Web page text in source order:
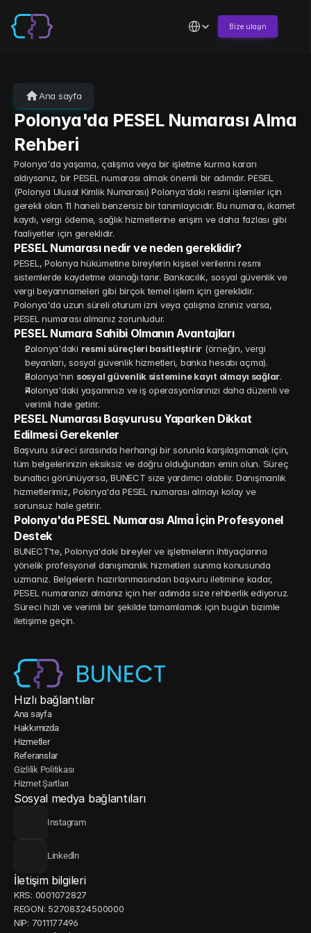
Select Language
Bize ulaşın
Ana sayfa
Polonya'da PESEL Numarası Alma
Rehberi
Polonya'da yaşama, çalışma veya bir işletme kurma kararı
aldıysanız, bir PESEL numarası almak önemli bir adımdır. PESEL
(Polonya Ulusal Kimlik Numarası) Polonya'daki resmi işlemler için
gerekli olan 11 haneli benzersiz bir tanımlayıcıdır. Bu numara, ikamet
kaydı, vergi ödeme, sağlık hizmetlerine erişim ve daha fazlası gibi
faaliyetler için gereklidir.
PESEL Numarası nedir ve neden gereklidir?
PESEL, Polonya hükümetine bireylerin kişisel verilerini resmi
sistemlerde kaydetme olanağı tanır. Bankacılık, sosyal güvenlik ve
vergi beyannameleri gibi birçok temel işlem için gereklidir.
Polonya'da uzun süreli oturum izni veya çalışma izniniz varsa,
PESEL numarası almanız zorunludur.
PESEL Numara Sahibi Olmanın Avantajları
Polonya'daki resmi süreçleri basitleştirir (örneğin, vergi
beyanları, sosyal güvenlik hizmetleri, banka hesabı açma).
Polonya'nın sosyal güvenlik sistemine kayıt olmayı sağlar.
Polonya'daki yaşamınızı ve iş operasyonlarınızı daha düzenli ve
verimli hale getirir.
PESEL Numarası Başvurusu Yaparken Dikkat
Edilmesi Gerekenler
Başvuru süreci sırasında herhangi bir sorunla karşılaşmamak için,
tüm belgelerinizin eksiksiz ve doğru olduğundan emin olun. Süreç
bunaltıcı görünüyorsa, BUNECT size yardımcı olabilir. Danışmanlık
hizmetlerimiz, Polonya'da PESEL numarası almayı kolay ve
sorunsuz hale getirir.
Polonya'da PESEL Numarası Alma İçin Profesyonel
Destek
BUNECT'te, Polonya'daki bireyler ve işletmelerin ihtiyaçlarına
yönelik profesyonel danışmanlık hizmetleri sunma konusunda
uzmanız. Belgelerin hazırlanmasından başvuru iletimine kadar,
PESEL numaranızı almanız için her adımda size rehberlik ediyoruz.
Süreci hızlı ve verimli bir şekilde tamamlamak için bugün bizimle
iletişime geçin.
Hızlı bağlantılar
Ana sayfa
Hakkımızda
Hizmetler
Referanslar
Gizlilik Politikası
Hizmet Şartları
Sosyal medya bağlantıları
Instagram
Linkedln
İletişim bilgileri
KRS: 0001072827
REGON: 52708324500000
NIP: 7011177496